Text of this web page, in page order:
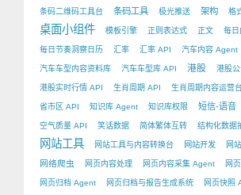
条码二维码工具台 条码工具 极光推送 架构 格
桌面小组件 模板引擎 正则表达式 正文 每日
每日节奏洞察日历 汇率 汇率 API 汽车内容 Agent
汽车车型内容资料库 汽车车型库 API 港股 港股
港股实时行情 API 生肖周期 API 生肖周期内容运营台
省市区 API 知识库 Agent 知识库权限 短信-语音
空气质量 API 笑话数据 简体繁体互转 结构化数据
网站工具 网站工具与内容转换台 网站开发 网
网络爬虫
网页内容处理 网页内容采集 Agent 网
网页归档 Agent 网页归档与报告生成系统 网页快照